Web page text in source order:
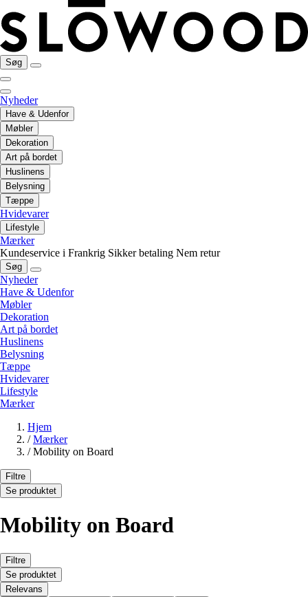
Søg
Nyheder
Have & Udenfor
Møbler
Dekoration
Art på bordet
Huslinens
Belysning
Tæppe
Hvidevarer
Lifestyle
Mærker
Kundeservice i Frankrig Sikker betaling Nem retur
Søg
Nyheder
Have & Udenfor
Møbler
Dekoration
Art på bordet
Huslinens
Belysning
Tæppe
Hvidevarer
Lifestyle
Mærker
Hjem
/ Mærker
/ Mobility on Board
Filtre
Se produktet
Mobility on Board
Filtre
Se produktet
Relevans